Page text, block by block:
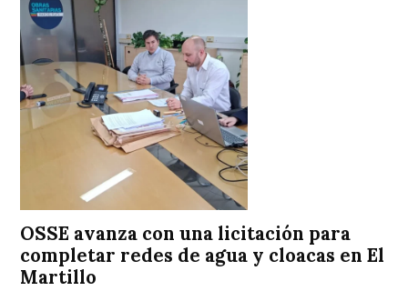
OSSE avanza con una licitación para
completar redes de agua y cloacas en El
Martillo